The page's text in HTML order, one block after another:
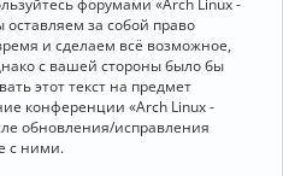
та
ц
и
я
за собой право
и сделаем всё возможное,
с вашей стороны было бы
этот текст на предмет
конференции «Arch Linux -
обновления/исправления
с ними.